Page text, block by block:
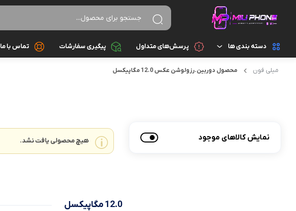
دسته بندی ها
تجهیزات جانبی اسپیکر
تبدیل و رابط
شارژ و آداپتور
پرسش‌های متداول پیگیری سفارشات تماس با ما
میلی فون محصول دوربين.رزولوشن عکس12.0 مگاپيکسل
نمایش کالاهای موجود هیچ محصولی یافت نشد.
12.0 مگاپيکسل